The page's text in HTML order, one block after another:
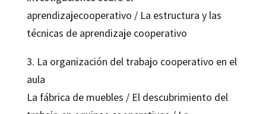
aprendizajecooperativo / La estructura y las
técnicas de aprendizaje cooperativo
3. La organización del trabajo cooperativo en el
aula
La fábrica de muebles / El descubrimiento del